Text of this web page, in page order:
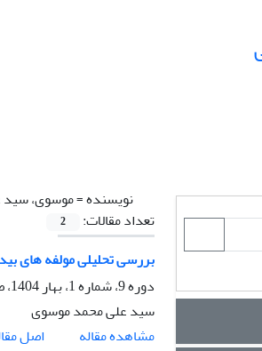
نویسنده =موسوی،
تعداد مقالات:
2
بررسی تحلیلی مولفه های
دوره 9، شماره 1، بهار 1404، صفحه
سید علی محمد موسوی
مشاهده مقاله
اصل